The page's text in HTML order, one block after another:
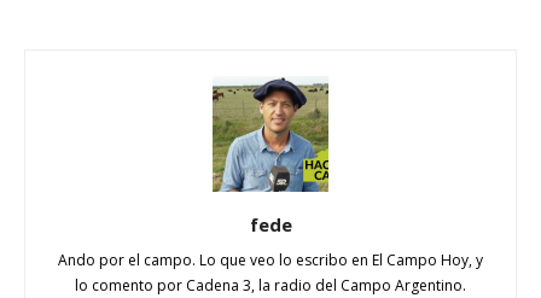
fede
Ando por el campo. Lo que veo lo escribo en El Campo Hoy, y
lo comento por Cadena 3, la radio del Campo Argentino.